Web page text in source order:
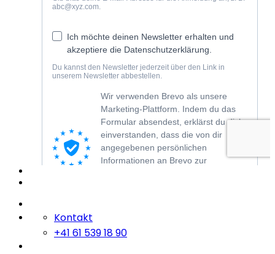
Kontakt
+41 61 539 18 90